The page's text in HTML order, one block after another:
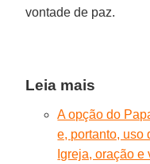
vontade de paz.
Leia mais
A opção do
e, portanto, uso
Igreja, oração e